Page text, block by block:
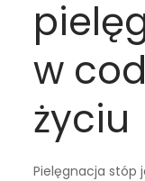
w
życiu
Pielęgnacja stóp